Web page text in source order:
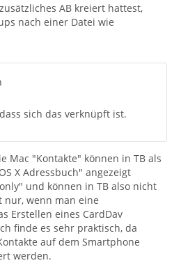
AB kreiert hattest,
nach einer Datei wie
sich das verknüpft ist.
Mac "Kontakte" können in TB als
X Adressbuch" angezeigt
und können in TB also nicht
nur, wenn man eine
Erstellen eines CardDav
finde es sehr praktisch, da
auf dem Smartphone
werden.